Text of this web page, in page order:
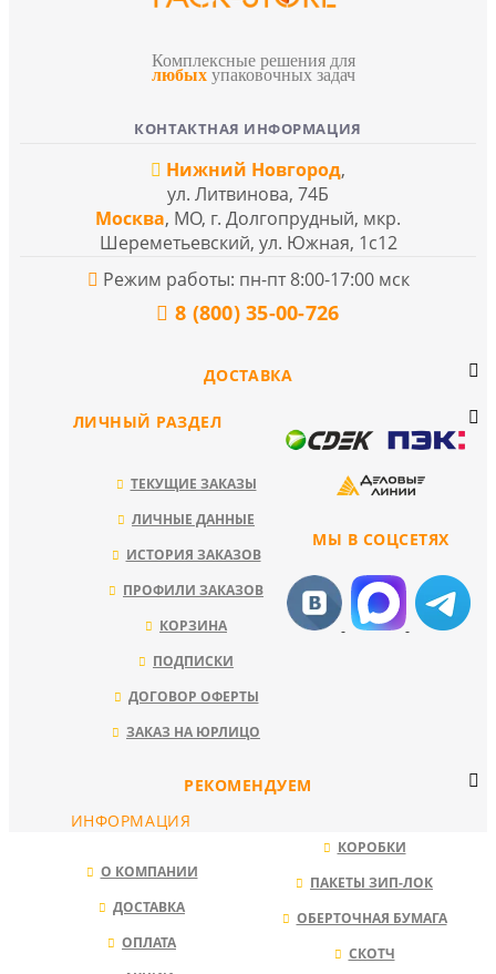
Комплексные решения для
любых упаковочных задач
КОНТАКТНАЯ ИНФОРМАЦИЯ
Нижний Новгород,
ул. Литвинова, 74Б
Москва, МО, г. Долгопрудный, мкр.
Шереметьевский, ул. Южная, 1с12
Режим работы: пн-пт 8:00-17:00 мск
8 (800) 35-00-726
ДОСТАВКА
МЫ В СОЦСЕТЯХ
ЛИЧНЫЙ РАЗДЕЛ
ТЕКУЩИЕ ЗАКАЗЫ
ЛИЧНЫЕ ДАННЫЕ
ИСТОРИЯ ЗАКАЗОВ
ПРОФИЛИ ЗАКАЗОВ
КОРЗИНА
ПОДПИСКИ
ДОГОВОР ОФЕРТЫ
ЗАКАЗ НА ЮРЛИЦО
РЕКОМЕНДУЕМ
КОРОБКИ
ПАКЕТЫ ЗИП-ЛОК
ОБЕРТОЧНАЯ БУМАГА
СКОТЧ
ИНФОРМАЦИЯ
О КОМПАНИИ
ДОСТАВКА
ОПЛАТА